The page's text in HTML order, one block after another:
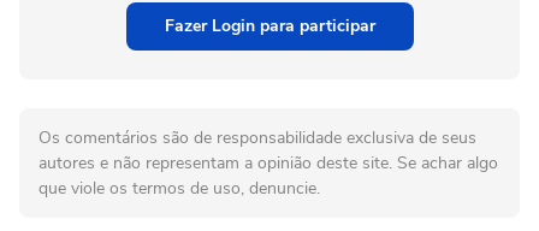
Fazer Login para participar
Os comentários são de responsabilidade exclusiva de seus
autores e não representam a opinião deste site. Se achar algo
que viole os termos de uso, denuncie.